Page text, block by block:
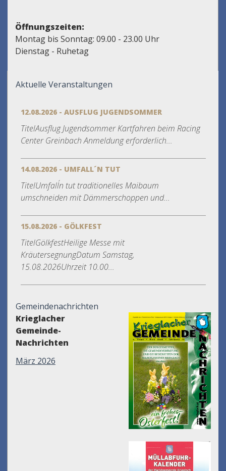
Öffnungszeiten:
Montag bis Sonntag: 09.00 - 23.00 Uhr
Dienstag - Ruhetag
Aktuelle Veranstaltungen
12.08.2026 - AUSFLUG JUGENDSOMMER
TitelAusflug Jugendsommer Kartfahren beim Racing
Center Greinbach Anmeldung erforderlich...
14.08.2026 - UMFALL´N TUT
TitelUmfall´n tut traditionelles Maibaum
umschneiden mit Dämmerschoppen und...
15.08.2026 - GÖLKFEST
TitelGölkfestHeilige Messe mit
KräutersegnungDatum Samstag,
15.08.2026Uhrzeit 10.00...
Gemeindenachrichten
Krieglacher
Gemeinde-
Nachrichten
März 2026